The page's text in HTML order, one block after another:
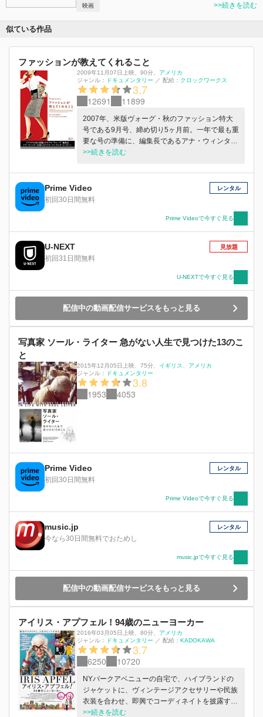
映画 >>続きを読む
似ている作品
ファッションが教えてくれること
2009年11月07日上映 90分
アメリカ
ジャンル：
ドキュメンタリー ／ 配給： クロックワークス
3.7
12691 11899
2007年、米版ヴォーグ・秋のファッション特大
号である9月号、締め切り5ヶ月前。一年で最も重
要な号の準備に、編集長であるアナ・ウィンター
は忙しい。トレンド傾向を見極め、特集するべき
提案される掲載候補の服に対し、有無を言わせず
に採用・不採用を決め、重要なブランドの事務所
を訪れ、コレクション前の洋服を見てデザイナー
ラボレーション企画に合う新進のデザイナーを提
案するなど、まさに分刻みで仕事をこなしてい
く。彼女とともに働く編集部員も、彼女の要求に
応えるために必死だ。ある者は用意した服やモデ
ルをすべて却下され、ある物は大金を使って撮影
したほとんどの写真をボツにされ、ある者は撮影
そのもののやり直しを命じられる。途方にくれる
部員たち。しかし締め切りは迫ってくる―
>>続きを読む
Prime Video
初回30日間無料
レンタル
Prime Videoで今すぐ見る
U-NEXT
初回31日間無料
見放題
U-NEXTで今すぐ見る
配信中の動画配信サービスをもっと見る
写真家 ソール・ライター 急がない人生で見つけた13のこ
と
2015年12月05日上映 75分 イギリス
アメリカ
ジャンル：
ドキュメンタリー
3.8
1953 4053
Prime Video
初回30日間無料
レンタル
Prime Videoで今すぐ見る
music.jp
今なら30日間無料でおためし
レンタル
music.jpで今すぐ見る
配信中の動画配信サービスをもっと見る
アイリス・アプフェル！94歳のニューヨーカー
2016年03月05日上映 80分
アメリカ
ジャンル：
ドキュメンタリー ／ 配給： KADOKAWA
3.7
6250 10720
NYパークアベニューの自宅で、ハイブランドの
ジャケットに、ヴィンテージアクセサリーや民族
衣装を合わせ、即興でコーディネイトを披露す
る、アイリス・アプフェル。1950年代からイン
>>続きを読む